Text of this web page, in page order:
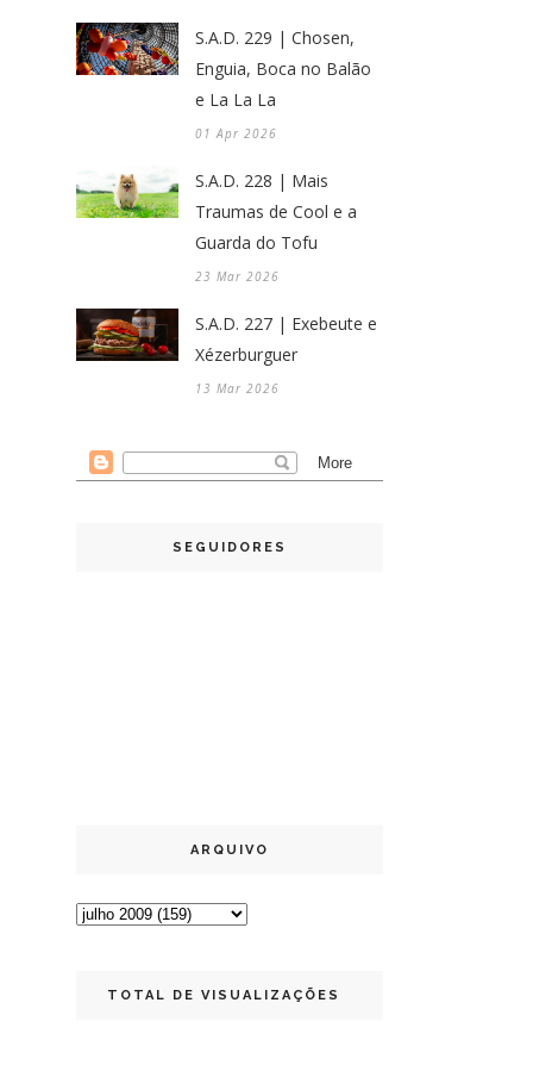
S.A.D. 229 | Chosen,
Enguia, Boca no Balão
e La La La
01 Apr 2026
S.A.D. 228 | Mais
Traumas de Cool e a
Guarda do Tofu
23 Mar 2026
S.A.D. 227 | Exebeute e
Xézerburguer
13 Mar 2026
SEGUIDORES
ARQUIVO
TOTAL DE VISUALIZAÇÕES